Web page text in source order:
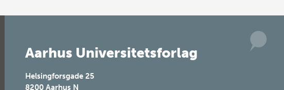
Aarhus Universitetsforlag
Helsingforsgade 25
8200 Aarhus N